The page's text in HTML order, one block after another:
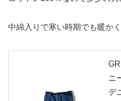
中綿入りで寒い時期でも暖か
ニ
デ